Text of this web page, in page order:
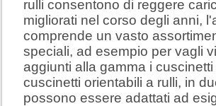
rulli consentono di reggere
migliorati nel corso degli anni,
comprende un vasto
speciali, ad esempio per vagli
aggiunti alla gamma i
cuscinetti orientabili a rulli, in
possono essere adattati ad